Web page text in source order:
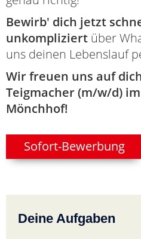
Bewirb' dich jetzt
unkompliziert über
uns deinen Lebenslauf
Wir freuen uns auf
Teigmacher (m/w/d)
Mönchhof!
Sofort-Bewerbung
Deine Aufgaben